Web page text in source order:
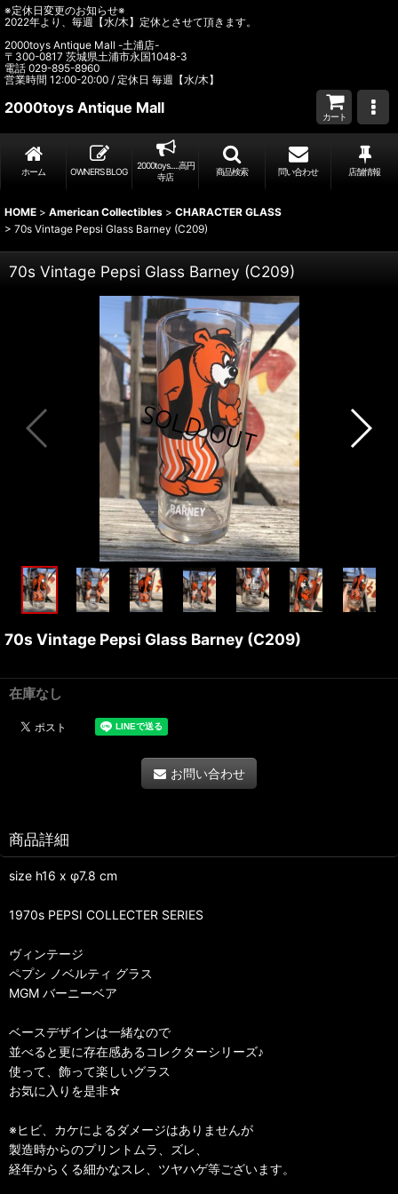
※定休日変更のお知らせ※
2022年より、毎週【水/木】定休とさせて頂きます。
2000toys Antique Mall -土浦店-
〒300-0817 茨城県土浦市永国1048-3
電話 029-895-8960
営業時間 12:00-20:00 / 定休日 毎週【水/木】
2000toys Antique Mall
カート
ホーム OWNER’S BLOG
2000toys.....高円
寺店
商品検索 問い合わせ 店舗情報
HOME > American Collectibles > CHARACTER GLASS
> 70s Vintage Pepsi Glass Barney (C209)
70s Vintage Pepsi Glass Barney (C209)
70s Vintage Pepsi Glass Barney (C209)
在庫なし
お問い合わせ
商品詳細
size h16 x φ7.8 cm
1970s PEPSI COLLECTER SERIES
ヴィンテージ
ペプシ ノベルティ グラス
MGM バーニーベア
ベースデザインは一緒なので
並べると更に存在感あるコレクターシリーズ♪
使って、飾って楽しいグラス
お気に入りを是非☆
※ヒビ、カケによるダメージはありませんが
製造時からのプリントムラ、ズレ、
経年からくる細かなスレ、ツヤハゲ等ございます。